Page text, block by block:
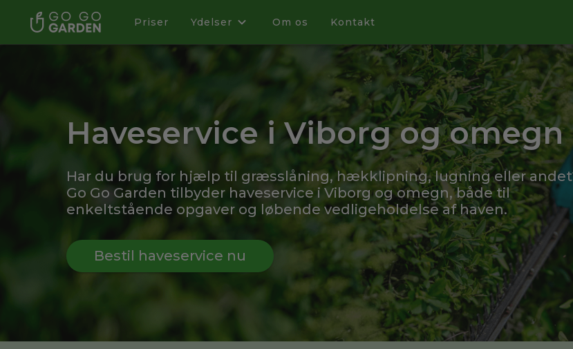
Priser Ydelser Om os Kontakt
Haveservice i Viborg og omegn
Har du brug for hjælp til græsslåning, hækklipning, lugning eller
Go Go Garden tilbyder haveservice i Viborg og omegn, både til
enkeltstående opgaver og løbende vedligeholdelse af haven.
Bestil haveservice nu